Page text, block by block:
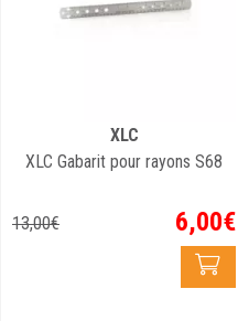
XLC
XLC Gabarit pour rayons S68
13,00€ 6,00€